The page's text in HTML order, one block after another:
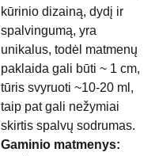
kūrinio dizainą, dydį ir
spalvingumą, yra
unikalus, todėl matmenų
paklaida gali būti ~ 1 cm,
tūris svyruoti ~10-20 ml,
taip pat gali nežymiai
skirtis spalvų sodrumas.
Gaminio matmenys: